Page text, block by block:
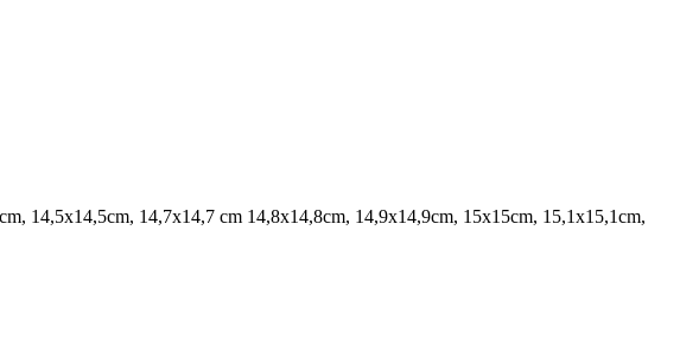
14,5x14,5cm, 14,7x14,7 cm 14,8x14,8cm, 14,9x14,9cm, 15x15cm, 15,1x15,1cm,